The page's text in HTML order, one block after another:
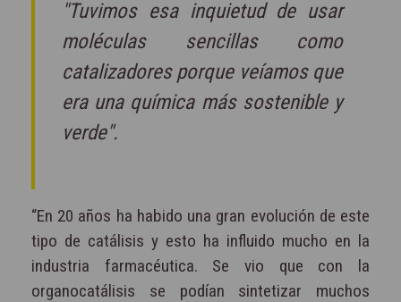
"Tuvimos esa inquietud de usar
moléculas sencillas como
catalizadores porque veíamos que
era una química más sostenible y
verde".
“En 20 años ha habido una gran evolución de este
tipo de catálisis y esto ha influido mucho en la
industria farmacéutica. Se vio que con la
organocatálisis se podían sintetizar muchos